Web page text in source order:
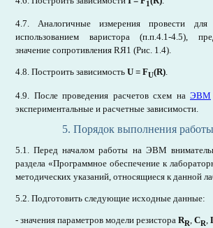
1
4.7. Аналогичные измерения провести
использованием варистора (п.п.4.1-4.5),
значение сопротивления RЯ1 (Рис. 1.4).
4.8. Построить зависимость U = FU(R).
4.9. После проведения расчетов схем на ЭВМ
экспериментальные и расчетные зависимости.
5. Порядок выполнения
5.1. Перед началом работы на ЭВМ
раздела «Программное обеспечение к
методических указаний, относящиеся к данной
5.2. Подготовить следующие исходные данные:
- значения параметров модели резистора RR СR